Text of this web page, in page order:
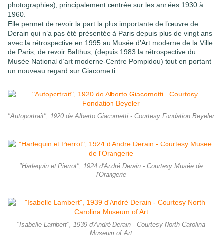
photographies), principalement centrée sur les années 1930 à
1960.
Elle permet de revoir la part la plus importante de l’œuvre de
Derain qui n’a pas été présentée à Paris depuis plus de vingt ans
avec la rétrospective en 1995 au Musée d’Art moderne de la Ville
de Paris, de revoir Balthus, (depuis 1983 la rétrospective du
Musée National d’art moderne-Centre Pompidou) tout en portant
un nouveau regard sur Giacometti.
"Autoportrait", 1920 de Alberto Giacometti - Courtesy Fondation Beyeler
"Harlequin et Pierrot", 1924 d'André Derain - Courtesy Musée de
l'Orangerie
"Isabelle Lambert", 1939 d'André Derain - Courtesy North Carolina
Museum of Art